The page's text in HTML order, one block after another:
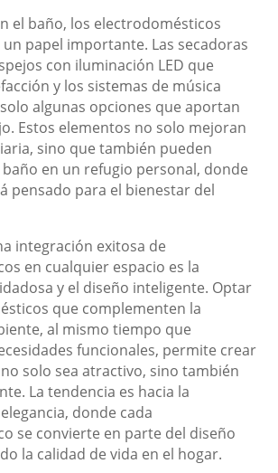
el baño, los electrodomésticos
papel importante. Las secadoras
con iluminación LED que
y los sistemas de música
algunas opciones que aportan
Estos elementos no solo mejoran
sino que también pueden
en un refugio personal, donde
pensado para el bienestar del
integración exitosa de
en cualquier espacio es la
y el diseño inteligente. Optar
que complementen la
al mismo tiempo que
funcionales, permite crear
solo sea atractivo, sino también
La tendencia es hacia la
donde cada
se convierte en parte del diseño
la calidad de vida en el hogar.